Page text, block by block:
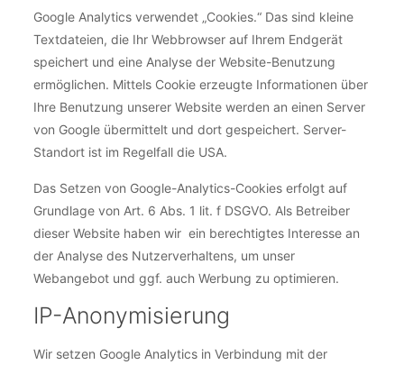
Google Analytics verwendet „Cookies.“ Das sind kleine
Textdateien, die Ihr Webbrowser auf Ihrem Endgerät
speichert und eine Analyse der Website-Benutzung
ermöglichen. Mittels Cookie erzeugte Informationen über
Ihre Benutzung unserer Website werden an einen Server
von Google übermittelt und dort gespeichert. Server-
Standort ist im Regelfall die USA.
Das Setzen von Google-Analytics-Cookies erfolgt auf
Grundlage von Art. 6 Abs. 1 lit. f DSGVO. Als Betreiber
dieser Website haben wir ein berechtigtes Interesse an
der Analyse des Nutzerverhaltens, um unser
Webangebot und ggf. auch Werbung zu optimieren.
IP-Anonymisierung
Wir setzen Google Analytics in Verbindung mit der